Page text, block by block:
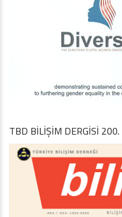
TBD BILIŞIM DERGISI 200.